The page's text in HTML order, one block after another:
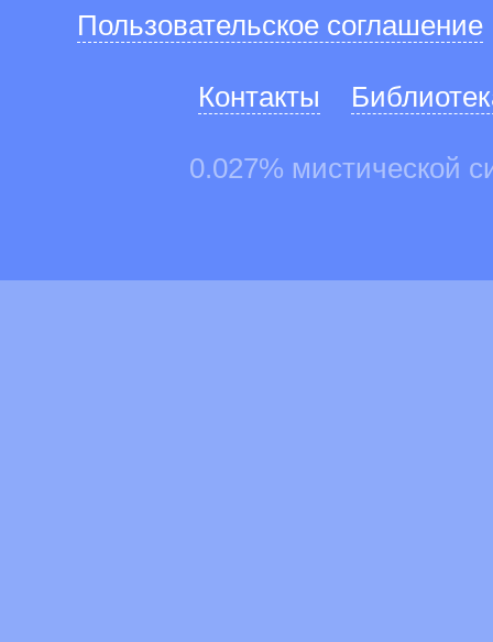
Пользовательское соглашение
Контакты
0.027% мистической